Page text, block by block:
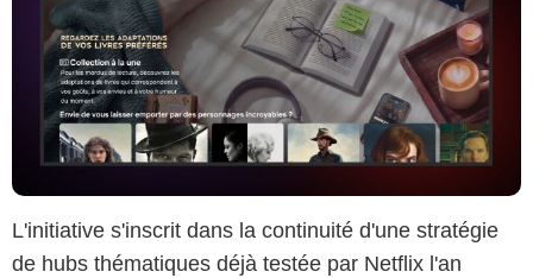
L'initiative s'inscrit dans la continuité d'une stratégie
de hubs thématiques déjà testée par Netflix l'an